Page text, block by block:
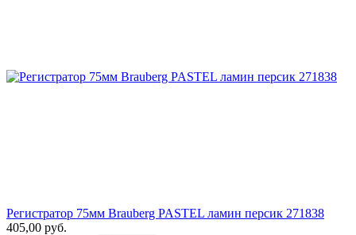
Регистратор 75мм Brauberg PASTEL ламин персик 271838
405,00 руб.